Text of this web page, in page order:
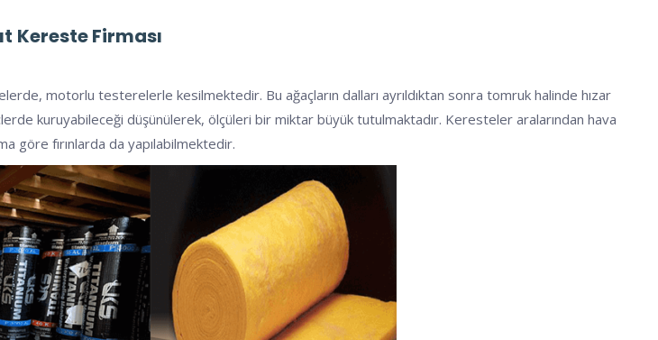
Kereste Firması
motorlu testerelerle kesilmektedir. Bu ağaçların dalları ayrıldıktan sonra tomruk halinde hızar
kuruyabileceği düşünülerek, ölçüleri bir miktar büyük tutulmaktadır. Keresteler aralarından hava
göre fırınlarda da yapılabilmektedir.